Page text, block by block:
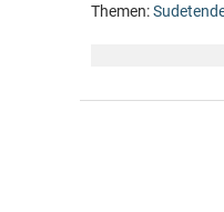
Themen: